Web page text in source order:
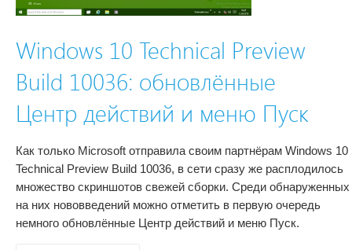
Windows 10 Technical Preview
Build 10036: обновлённые
Центр действий и меню Пуск
Как только Microsoft отправила своим партнёрам Windows 10
Technical Preview Build 10036, в сети сразу же расплодилось
множество скриншотов свежей сборки. Среди обнаруженных
на них нововведений можно отметить в первую очередь
немного обновлённые Центр действий и меню Пуск.